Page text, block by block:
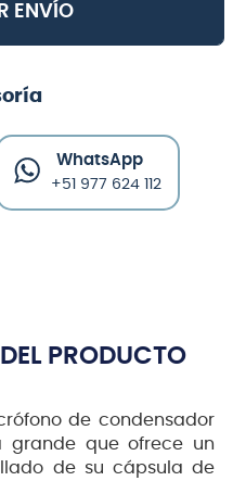
ENVÍO
WhatsApp
+51 977 624 112
PRODUCTO
de condensador
grande que ofrece un
de su cápsula de